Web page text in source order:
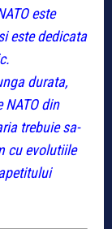
este
este dedicata
durata,
din
trebuie sa-
cu evolutiile